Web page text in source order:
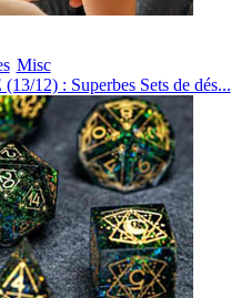
Misc
12) : Superbes Sets de dés...